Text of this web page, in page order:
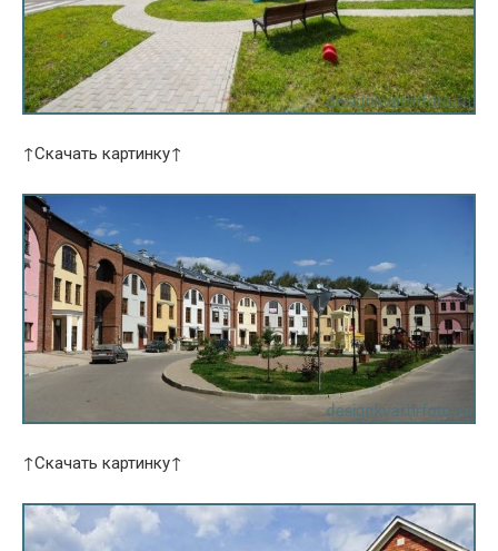
↑Скачать картинку↑
↑Скачать картинку↑